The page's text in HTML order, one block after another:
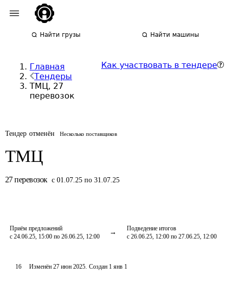
Найти грузы Найти машины
Главная
Тендеры
ТМЦ, 27
перевозок
Как участвовать в тендере
Тендер отменён Несколько поставщиков
ТМЦ
27 перевозок с 01.07.25 по 31.07.25
Приём предложений
с 24.06.25, 15:00 по 26.06.25, 12:00
Подведение итогов
с 26.06.25, 12:00 по 27.06.25, 12:00
16 Изменён27 июн 2025. Создан 1 янв 1